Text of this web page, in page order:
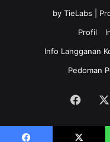
by TieLabs |
Profil
Info Langganan
Pedoman